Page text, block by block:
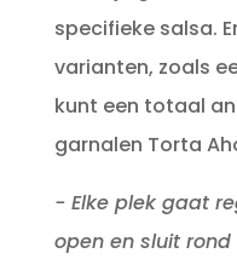
specifieke salsa.
varianten, zoals
kunt een totaal
garnalen Torta
- Elke plek gaat
open en sluit rond